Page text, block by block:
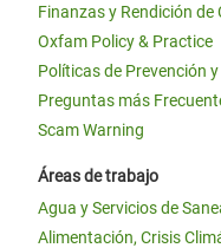
Finanzas y Rendición de
Oxfam Policy & Practice
Políticas de Prevención
Preguntas más
Scam Warning
Áreas de trabajo
Agua y Servicios de
Alimentación, Crisis